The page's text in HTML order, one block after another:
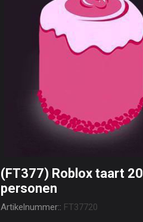
(FT377) Roblox taart 20
personen
Artikelnummer:: FT37720